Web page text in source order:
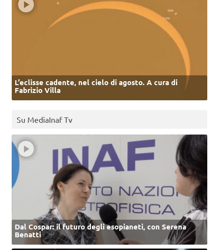
L’eclisse cadente, nel cielo di agosto. A cura di
Fabrizio Villa
Su MediaInaf Tv
Dal Cospar: il futuro degli esopianeti, con Serena
Benatti